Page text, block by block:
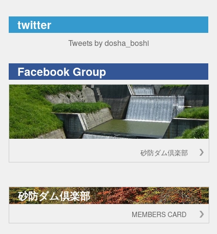
twitter
Tweets by dosha_boshi
Facebook Group
砂防ダム倶楽部
砂防ダム倶楽部
MEMBERS CARD